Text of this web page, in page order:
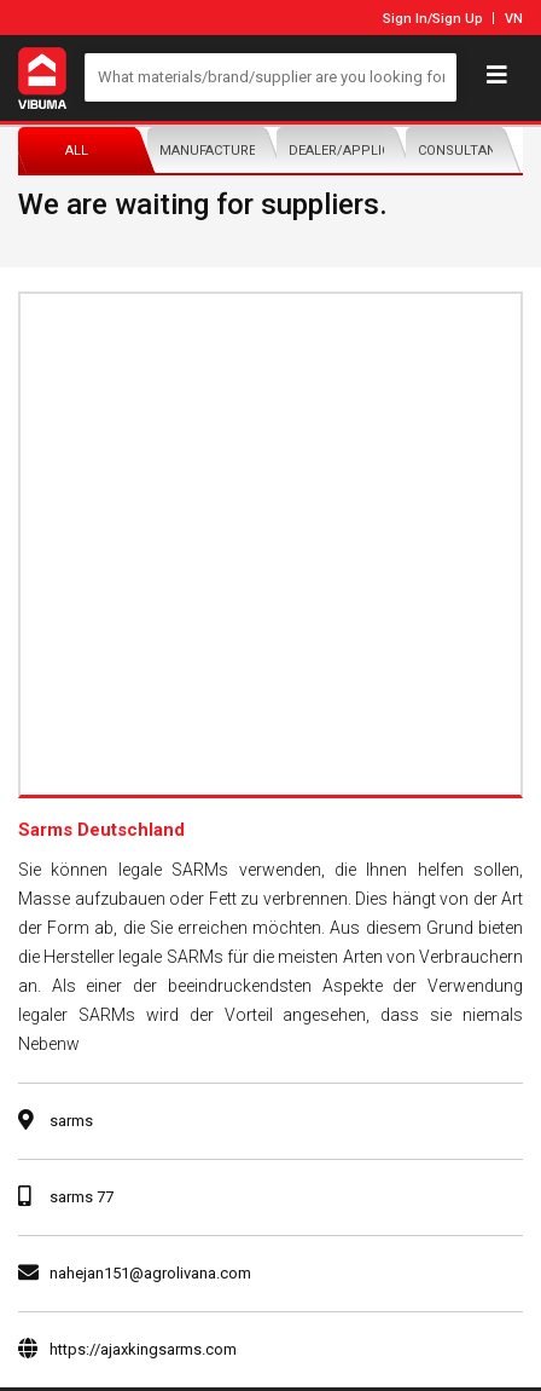
Sign In/Sign Up VN
ALL MANUFACTURER/DISTRIBUTORDEALER/APPLICATORCONSULTANTS
We are waiting for suppliers.
Sarms Deutschland
Sie können legale SARMs verwenden, die Ihnen helfen sollen,
Masse aufzubauen oder Fett zu verbrennen. Dies hängt von der Art
der Form ab, die Sie erreichen möchten. Aus diesem Grund bieten
die Hersteller legale SARMs für die meisten Arten von Verbrauchern
an. Als einer der beeindruckendsten Aspekte der Verwendung
legaler SARMs wird der Vorteil angesehen, dass sie niemals
Nebenw
sarms
sarms 77
nahejan151@agrolivana.com
https://ajaxkingsarms.com